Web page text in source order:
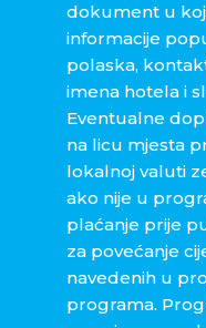
dokument u
informacije
polaska,
imena hotela i
Eventualne
na licu mjesta
lokalnoj valuti
ako nije u
plaćanje prije
za povećanje
navedenih u
programa.